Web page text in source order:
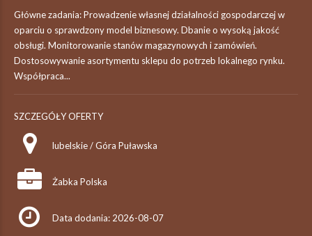
Główne zadania: Prowadzenie własnej działalności gospodarczej w
oparciu o sprawdzony model biznesowy. Dbanie o wysoką jakość
obsługi. Monitorowanie stanów magazynowych i zamówień.
Dostosowywanie asortymentu sklepu do potrzeb lokalnego rynku.
Współpraca...
SZCZEGÓŁY OFERTY
lubelskie / Góra Puławska
Żabka Polska
Data dodania: 2026-08-07